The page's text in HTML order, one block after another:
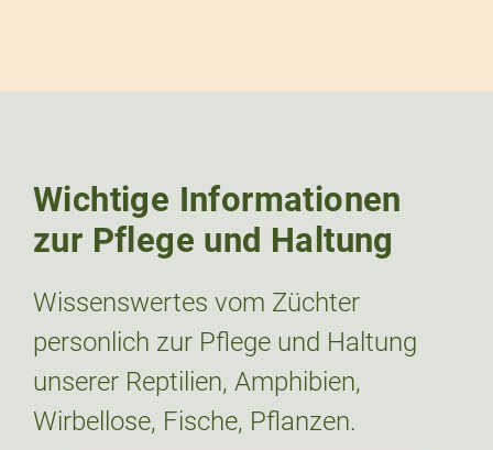
Wichtige Informationen
zur Pflege und Haltung
Wissenswertes vom Züchter
personlich zur Pflege und Haltung
unserer Reptilien, Amphibien,
Wirbellose, Fische, Pflanzen.